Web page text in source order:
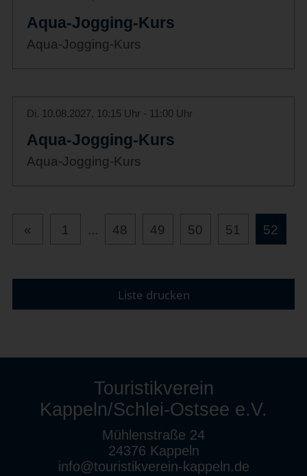
Aqua-Jogging-Kurs
Aqua-Jogging-Kurs
Di. 10.08.2027, 10:15 Uhr - 11:00 Uhr
Aqua-Jogging-Kurs
Aqua-Jogging-Kurs
« 1 ... 48 49 50 51 52
Liste drucken
Touristikverein
Kappeln/Schlei-Ostsee e.V.
Mühlenstraße 24
24376 Kappeln
info@touristikverein-kappeln.de